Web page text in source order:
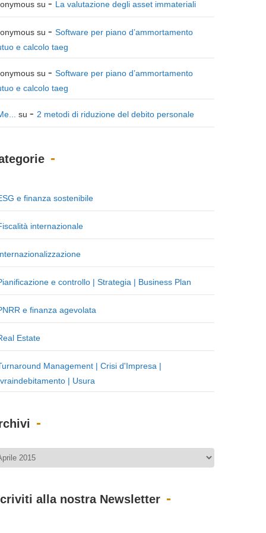
su La valutazione degli asset immateriali
su
Software per piano d’ammortamento
e calcolo taeg
su
Software per piano d’ammortamento
e calcolo taeg
su 2 metodi di riduzione del debito personale
e finanza sostenibile
internazionale
e controllo | Strategia | Business Plan
e finanza agevolata
Estate
Management | Crisi d'Impresa |
| Usura
alla nostra Newsletter